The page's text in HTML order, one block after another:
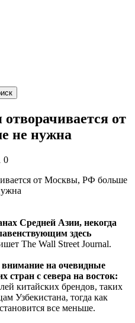
от
не нужна
0
Средней Азии, некогда
здесь
The Wall Street Journal.
на очевидные
стран с севера на восток:
китайских брендов, таких
Узбекистана, тогда как
все меньше.